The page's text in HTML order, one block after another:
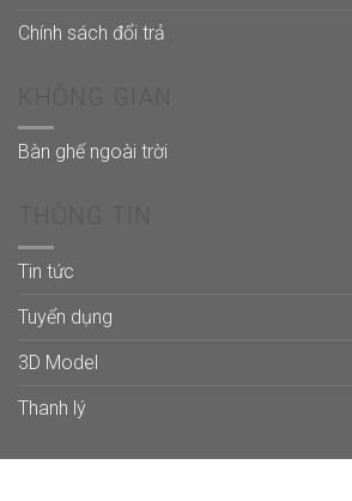
Chính sách đổi trả
Bàn ghế ngoài trời
Tin tức
Tuyển dụng
3D Model
Thanh lý